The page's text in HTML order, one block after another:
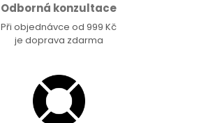
Odborná konzultace
Při objednávce od 999 Kč
je doprava zdarma